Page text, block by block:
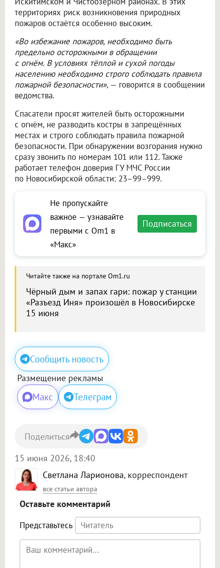
территориях риск возникновения природных
пожаров остаётся особенно высоким.
«Во избежание пожаров, необходимо быть
предельно осторожными в обращении
с огнём. В условиях тёплой и сухой погоды
населению необходимо строго соблюдать правила
пожарной безопасности», — говорится в сообщении
ведомства.
Спасатели просят жителей быть осторожными
с огнём, не разводить костры в запрещённых
местах и строго соблюдать правила пожарной
безопасности. При обнаружении возгорания нужно
сразу звонить по номерам 101 или 112. Также
работает телефон доверия ГУ МЧС России
по Новосибирской области: 23–99–999.
Не пропускайте
важное — узнавайте
первыми с Om1 в
«Макс»
Подписаться
Читайте также на портале Om1.ru
Чёрный дым и запах гари: пожар у станции
«Разъезд Иня» произошёл в Новосибирске
15 июня
Сообщить новость
Размещение рекламы
Макс Телеграм
Светлана Ларионова, корреспондент
все статьи автора
15 июня 2026, 18:40
Поделиться
Оставьте комментарий
Представьтесь